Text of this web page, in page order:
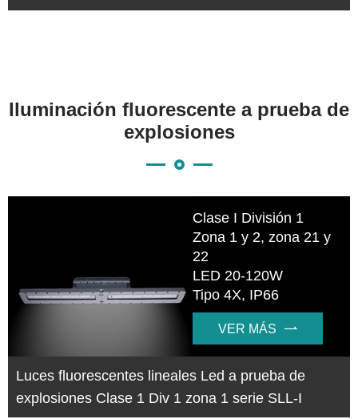
Iluminación fluorescente a prueba de
explosiones
Clase I División 1
Zona 1 y 2, zona 21 y
22
LED 20-120W
Tipo 4X, IP66
VER MÁS 
Luces fluorescentes lineales Led a prueba de
explosiones Clase 1 Div 1 zona 1 serie SLL-I